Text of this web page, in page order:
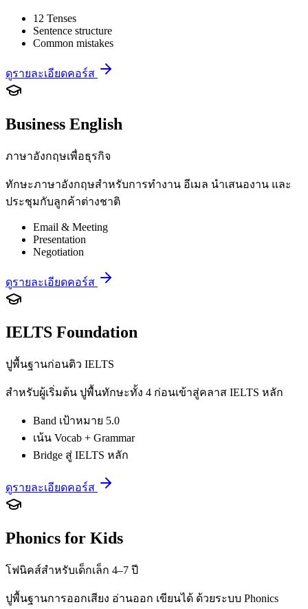
12 Tenses
Sentence structure
Common mistakes
ดูรายละเอียดคอร์ส
Business English
ภาษาอังกฤษเพื่อธุรกิจ
ทักษะภาษาอังกฤษสำหรับการทำงาน อีเมล นำเสนองาน และ
ประชุมกับลูกค้าต่างชาติ
Email & Meeting
Presentation
Negotiation
ดูรายละเอียดคอร์ส
IELTS Foundation
ปูพื้นฐานก่อนติว IELTS
สำหรับผู้เริ่มต้น ปูพื้นทักษะทั้ง 4 ก่อนเข้าสู่คลาส IELTS หลัก
Band เป้าหมาย 5.0
เน้น Vocab + Grammar
Bridge สู่ IELTS หลัก
ดูรายละเอียดคอร์ส
Phonics for Kids
โฟนิคส์สำหรับเด็กเล็ก 4–7 ปี
ปูพื้นฐานการออกเสียง อ่านออก เขียนได้ ด้วยระบบ Phonics